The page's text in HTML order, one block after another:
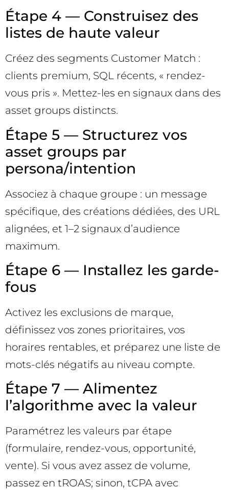
Étape 4 — Construisez des
listes de haute valeur
Créez des segments Customer Match :
clients premium, SQL récents, « rendez-
vous pris ». Mettez-les en signaux dans des
asset groups distincts.
Étape 5 — Structurez vos
asset groups par
persona/intention
Associez à chaque groupe : un message
spécifique, des créations dédiées, des URL
alignées, et 1–2 signaux d’audience
maximum.
Étape 6 — Installez les garde-
fous
Activez les exclusions de marque,
définissez vos zones prioritaires, vos
horaires rentables, et préparez une liste de
mots-clés négatifs au niveau compte.
Étape 7 — Alimentez
l’algorithme avec la valeur
Paramétrez les valeurs par étape
(formulaire, rendez-vous, opportunité,
vente). Si vous avez assez de volume,
passez en tROAS; sinon, tCPA avec